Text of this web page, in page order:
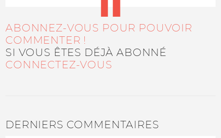
ABONNEZ-VOUS POUR POUVOIR
COMMENTER !
SI VOUS ÊTES DÉJÀ ABONNÉ
CONNECTEZ-VOUS
DERNIERS COMMENTAIRES